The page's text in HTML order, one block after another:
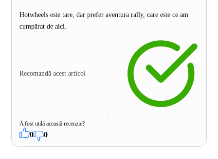
Hotwheels este tare, dar prefer aventura rally, care este ce am
cumpărat de aici.
Recomandă acest articol
A fost utilă această recenzie?
0 0